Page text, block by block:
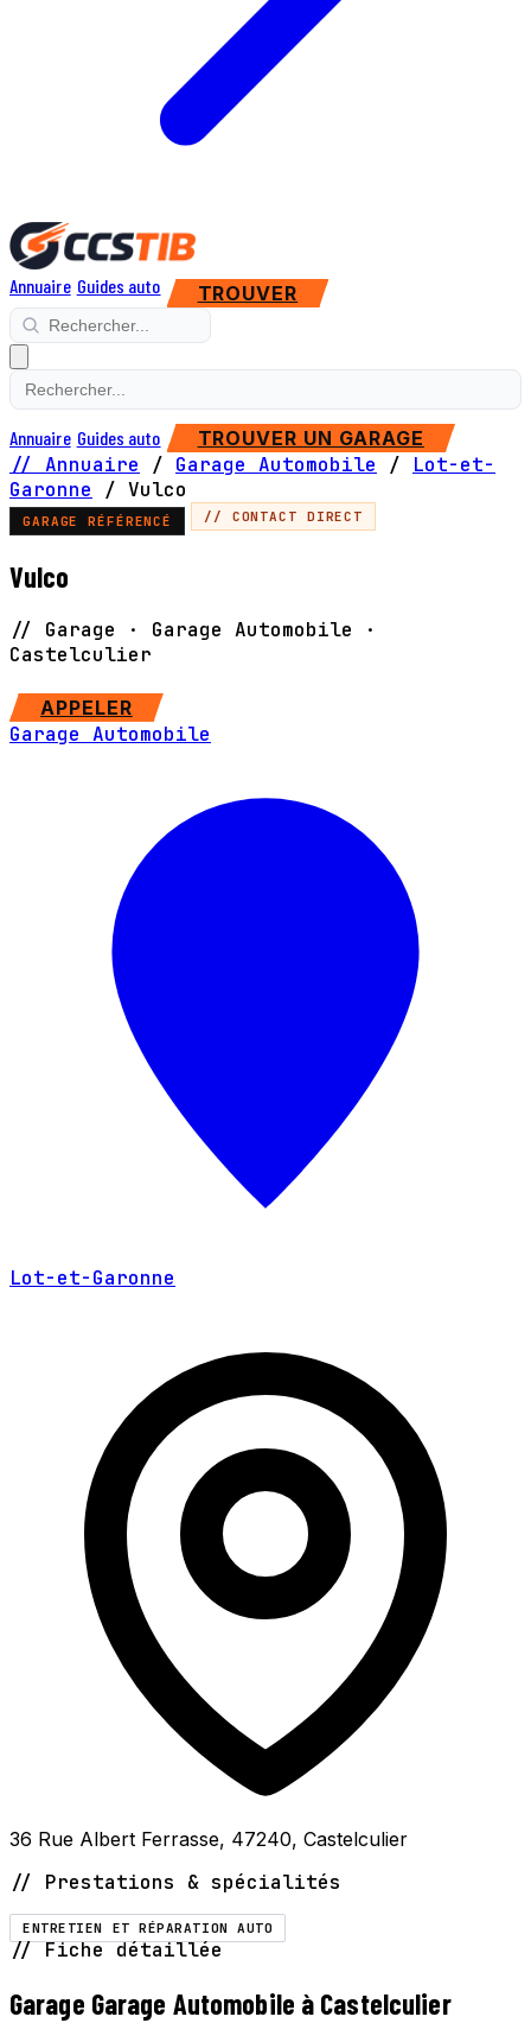
Annuaire Guides auto TROUVER
Annuaire Guides auto TROUVER UN GARAGE
// Annuaire / Garage Automobile /
Lot-et-
Garonne
/ Vulco
GARAGE RÉFÉRENCÉ // CONTACT DIRECT
Vulco
// Garage · Garage Automobile ·
Castelculier
APPELER
Garage Automobile
Lot-et-Garonne
36 Rue Albert Ferrasse, 47240, Castelculier
// Prestations & spécialités
ENTRETIEN ET RÉPARATION AUTO
// Fiche détaillée
Garage Garage Automobile à Castelculier